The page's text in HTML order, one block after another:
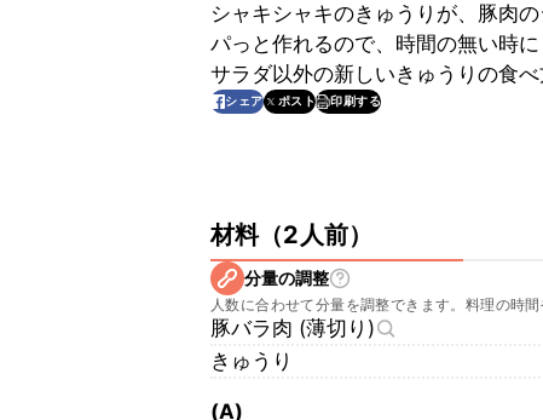
シャキシャキのきゅうりが、豚肉
パっと作れるので、時間の無い時に
サラダ以外の新しいきゅうりの食
シェア ポスト 印刷する
材料（2人前）
分量の調整
人数に合わせて分量を調整できます。料理の時
豚バラ肉 (薄切り)
きゅうり
(A)